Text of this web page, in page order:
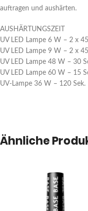
auftragen und aushärten.
AUSHÄRTUNGSZEIT
UV LED Lampe 6 W – 2 x
UV LED Lampe 9 W – 2 x
UV LED Lampe 48 W – 30
UV LED Lampe 60 W – 15
UV-Lampe 36 W – 120 Sek.
Ähnliche